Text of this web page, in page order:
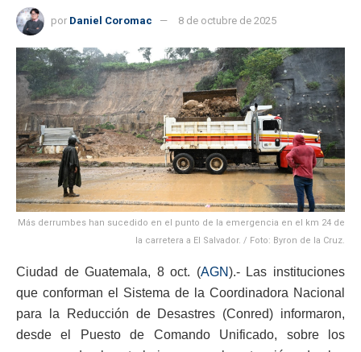
por Daniel Coromac 8 de octubre de 2025
Más derrumbes han sucedido en el punto de la emergencia en el km 24 de
la carretera a El Salvador. / Foto: Byron de la Cruz.
Ciudad de Guatemala, 8 oct. (AGN).- Las instituciones
que conforman el Sistema de la Coordinadora Nacional
para la Reducción de Desastres (Conred) informaron,
desde el Puesto de Comando Unificado, sobre los